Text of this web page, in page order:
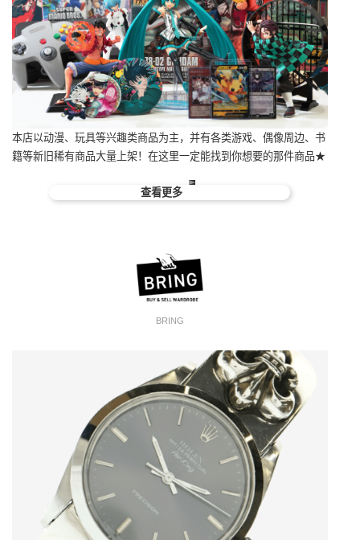
本店以动漫、玩具等兴趣类商品为主，并有各类游戏、偶像周边、书
籍等新旧稀有商品大量上架！在这里一定能找到你想要的那件商品★
查看更多
BRING